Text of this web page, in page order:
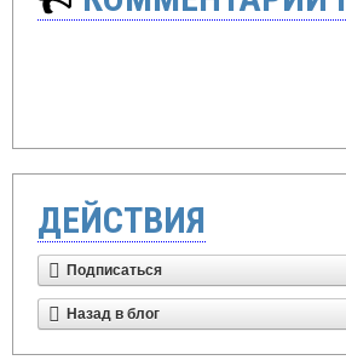
ДЕЙСТВИЯ
Подписаться
Назад в блог